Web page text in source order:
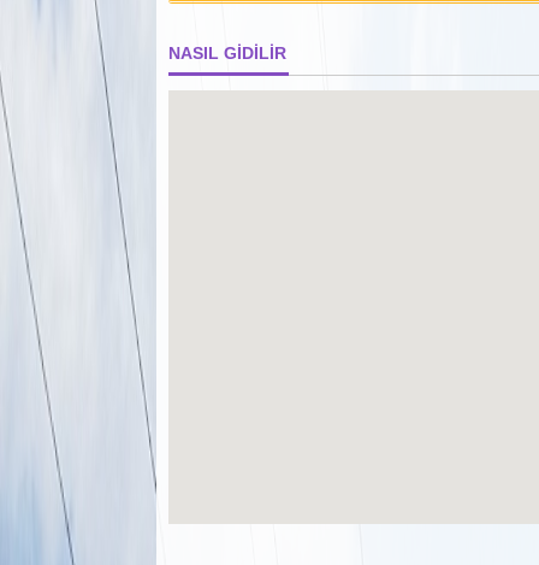
NASIL GİDİLİR